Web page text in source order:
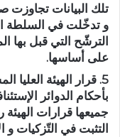
تلك البيانات
و تدخّلت في السلطة
الترشّح التي قبل
على أساسها.
5. قرار الهيئة العليا
بأحكام الدوائر
جميعها قرارات الهيئة
التثبت في التّزكيات و